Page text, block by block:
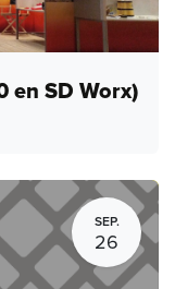
en SD Worx)
SEP.
26